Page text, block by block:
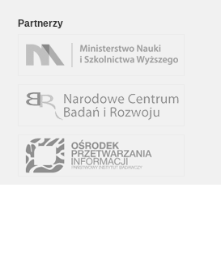
Partnerzy